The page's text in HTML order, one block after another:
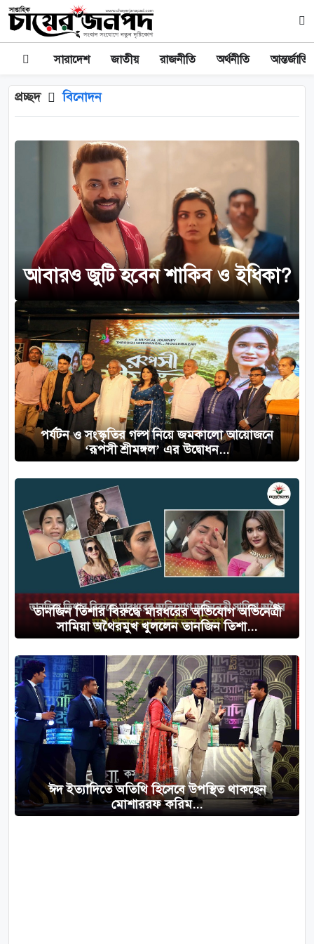
সারাদেশ জাতীয় রাজনীতি অর্থনীতি
প্রচ্ছদ বিনোদন
আবারও জুটি হবেন শাকিব ও ইধিকা?
পর্যটন ও সংস্কৃতির গল্প নিয়ে জমকালো আয়োজনে
‘রূপসী শ্রীমঙ্গল’ এর উদ্বোধন...
তানজিন তিশার বিরুদ্ধে মারধরের অভিযোগ অভিনেত্রী
সামিয়া অথৈরমুখ খুললেন তানজিন তিশা...
ঈদ ইত্যাদিতে অতিথি হিসেবে উপস্থিত থাকছেন
মোশাররফ করিম...